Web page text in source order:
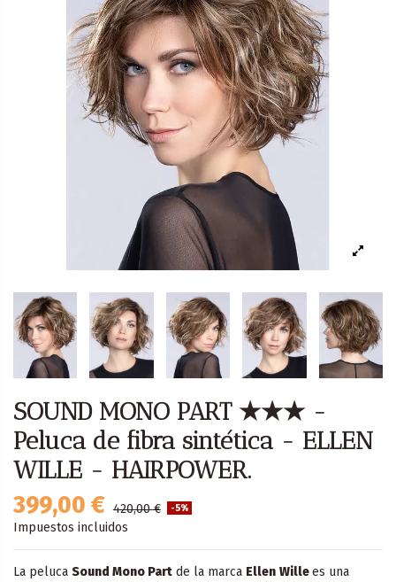
SOUND MONO PART ★★★ -
Peluca de fibra sintética - ELLEN
WILLE - HAIRPOWER.
399,00 € 420,00 € -5%
Impuestos incluidos
La peluca Sound Mono Part de la marca Ellen Willees una